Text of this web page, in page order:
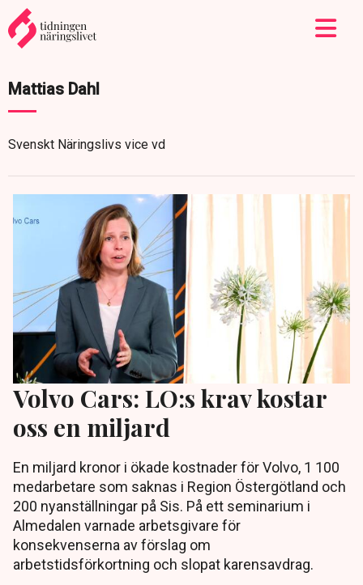
Mattias Dahl
Svenskt Näringslivs vice vd
Volvo Cars: LO:s krav kostar
oss en miljard
En miljard kronor i ökade kostnader för Volvo, 1 100
medarbetare som saknas i Region Östergötland och
200 nyanställningar på Sis. På ett seminarium i
Almedalen varnade arbetsgivare för
konsekvenserna av förslag om
arbetstidsförkortning och slopat karensavdrag.